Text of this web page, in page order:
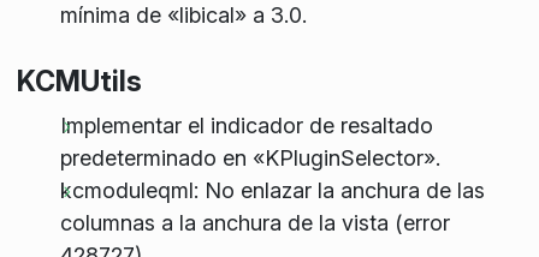
mínima de «libical» a 3.0.
KCMUtils
Implementar el indicador de resaltado
predeterminado en «KPluginSelector».
kcmoduleqml: No enlazar la anchura de las
columnas a la anchura de la vista (error